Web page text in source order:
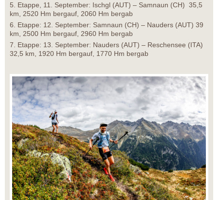
5. Etappe, 11. September: Ischgl (AUT) – Samnaun (CH) 35,5
km, 2520 Hm bergauf, 2060 Hm bergab
6. Etappe: 12. September: Samnaun (CH) – Nauders (AUT) 39
km, 2500 Hm bergauf, 2960 Hm bergab
7. Etappe: 13. September: Nauders (AUT) – Reschensee (ITA)
32,5 km, 1920 Hm bergauf, 1770 Hm bergab